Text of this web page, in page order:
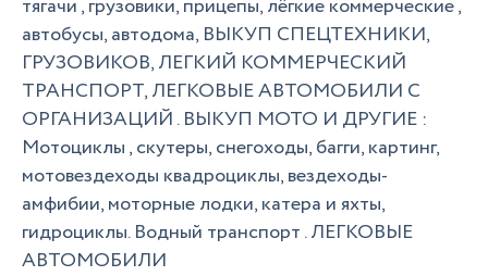
тягачи , грузовики, прицепы, лёгкие коммерческие ,
автобусы, автодома, ВЫКУП СПЕЦТЕХНИКИ,
ГРУЗОВИКОВ, ЛЕГКИЙ КОММЕРЧЕСКИЙ
ТРАНСПОРТ, ЛЕГКОВЫЕ АВТОМОБИЛИ С
ОРГАНИЗАЦИЙ . ВЫКУП МОТО И ДРУГИЕ :
Мотоциклы , скутеры, снегоходы, багги, картинг,
мотовездеходы квадроциклы, вездеходы-
амфибии, моторные лодки, катера и яхты,
гидроциклы. Водный транспорт . ЛЕГКОВЫЕ
АВТОМОБИЛИ